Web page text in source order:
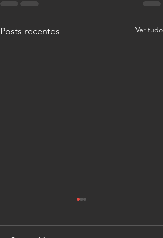
Posts recentes Ver tudo